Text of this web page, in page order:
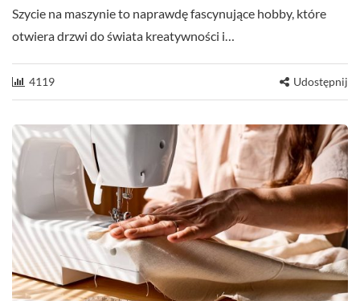
Szycie na maszynie to naprawdę fascynujące hobby, które
otwiera drzwi do świata kreatywności i…
4119 Udostępnij